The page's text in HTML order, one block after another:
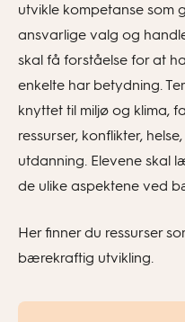
utvikle kompetanse som
ansvarlige valg og
skal få forståelse for at
enkelte har betydning.
knyttet til miljø og klima,
ressurser, konflikter,
utdanning. Elevene skal
de ulike aspektene ved
Her finner du ressurser
bærekraftig utvikling.